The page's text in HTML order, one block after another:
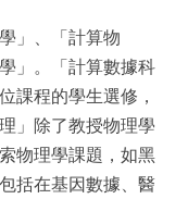
」、「計算物
」。「計算數據科
課程的學生選修，
」除了教授物理學
物理學課題，如黑
括在基因數據、醫